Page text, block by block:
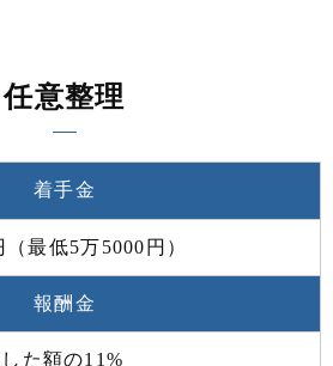
任意整理
着手金
最低5万5000円）
報酬金
た額の11%